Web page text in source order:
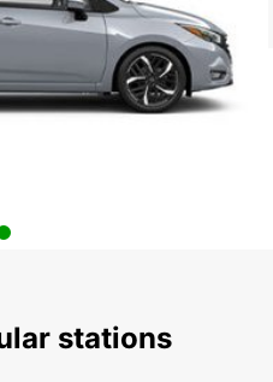
stations